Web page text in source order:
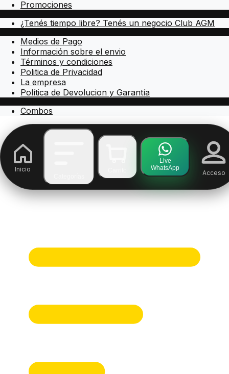
Promociones
¿Tenés tiempo libre? Tenés un negocio Club AGM
Medios de Pago
Información sobre el envio
Términos y condiciones
Politica de Privacidad
La empresa
Política de Devolucion y Garantía
Combos
Inicio
Live
WhatsApp
Acceso